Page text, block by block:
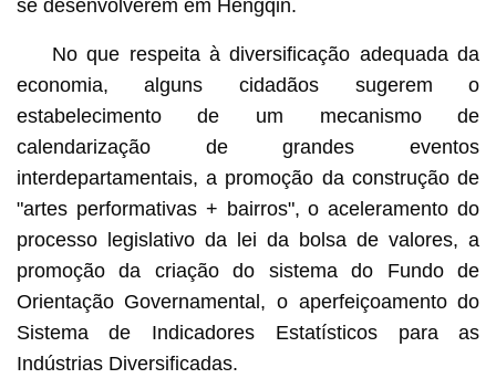
se desenvolverem em Hengqin.
No que respeita à diversificação adequada da
economia, alguns cidadãos sugerem o
estabelecimento de um mecanismo de
calendarização de grandes eventos
interdepartamentais, a promoção da construção de
"artes performativas + bairros", o aceleramento do
processo legislativo da lei da bolsa de valores, a
promoção da criação do sistema do Fundo de
Orientação Governamental, o aperfeiçoamento do
Sistema de Indicadores Estatísticos para as
Indústrias Diversificadas.